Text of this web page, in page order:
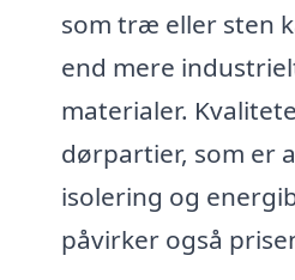
som træ eller sten
end mere
materialer.
dørpartier, som er
isolering og
påvirker også